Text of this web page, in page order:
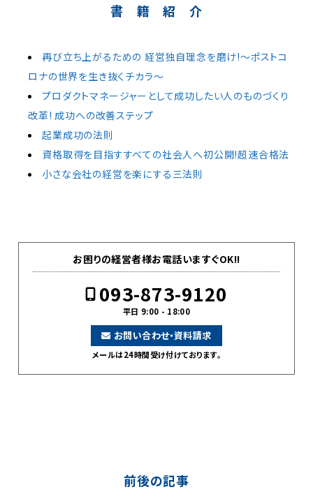
書 籍 紹 介
再び立ち上がるための 経営独自理念を磨け!～ポストコ
ロナの世界を生き抜くチカラ～
プロダクトマネージャーとして成功したい人のものづくり
改革! 成功への改善ステップ
起業成功の法則
資格取得を目指すすべての社会人へ初公開!超速合格法
小さな会社の経営を楽にする三法則
お困りの経営者様お電話いますぐOK!!
093-873-9120
平日 9:00 - 18:00
お問い合わせ・資料請求
メールは24時間受け付けております。
前後の記事